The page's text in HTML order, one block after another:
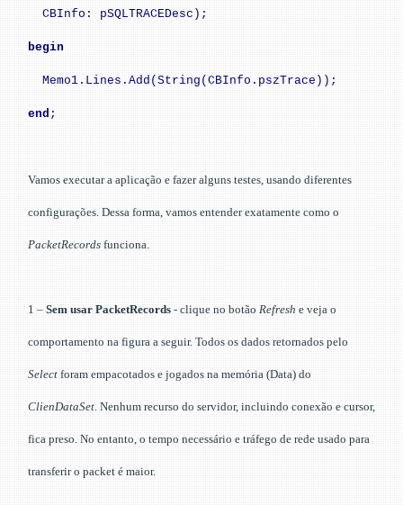
CBInfo: pSQLTRACEDesc);
begin
Memo1.Lines.Add(String(CBInfo.pszTrace));
end ;
Vamos executar a aplicação e fazer alguns testes, usando diferentes
configurações. Dessa forma, vamos entender exatamente como o
PacketRecords funciona.
1 – Sem usar PacketRecords - clique no botão Refresh e veja o
comportamento na figura a seguir. Todos os dados retornados pelo
Select foram empacotados e jogados na memória (Data) do
ClienDataSet . Nenhum recurso do servidor, incluindo conexão e cursor,
fica preso. No entanto, o tempo necessário e tráfego de rede usado para
transferir o packet é maior.